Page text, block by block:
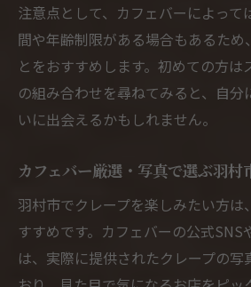
注意点として、カフェバーによって
間や年齢制限がある場合もあるため
とをおすすめします。初めての方は
の組み合わせを尋ねてみると、自分
いに出会えるかもしれません。
カフェバー厳選・写真で選ぶ羽村
羽村市でクレープを楽しみたい方は
すすめです。カフェバーの公式SNS
は、実際に提供されたクレープの写